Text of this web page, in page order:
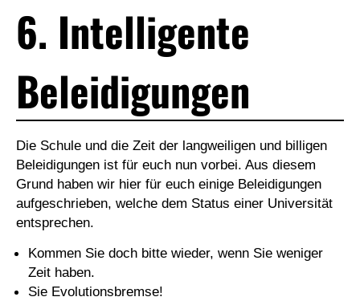
6. Intelligente
Beleidigungen
Die Schule und die Zeit der langweiligen und billigen
Beleidigungen ist für euch nun vorbei. Aus diesem
Grund haben wir hier für euch einige Beleidigungen
aufgeschrieben, welche dem Status einer Universität
entsprechen.
Kommen Sie doch bitte wieder, wenn Sie weniger
Zeit haben.
Sie Evolutionsbremse!